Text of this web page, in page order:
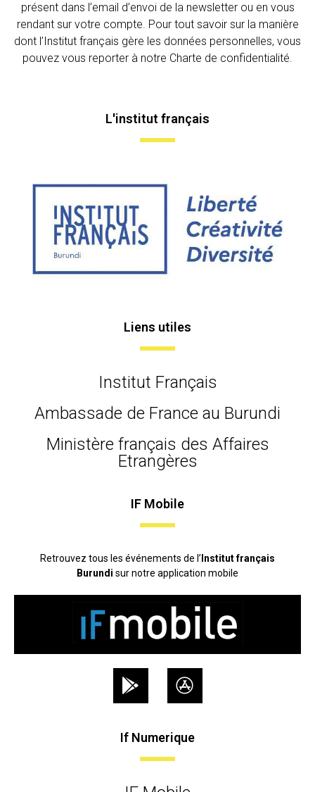
présent dans l’email d’envoi de la newsletter ou en vous
rendant sur votre compte. Pour tout savoir sur la manière
dont l’Institut français gère les données personnelles, vous
pouvez vous reporter à notre Charte de confidentialité.
L'institut français
Liens utiles
Institut Français
Ambassade de France au Burundi
Ministère français des Affaires
Etrangères
IF Mobile
Retrouvez tous les événements de l’ Institut français
Burundi sur notre application mobile
If Numerique